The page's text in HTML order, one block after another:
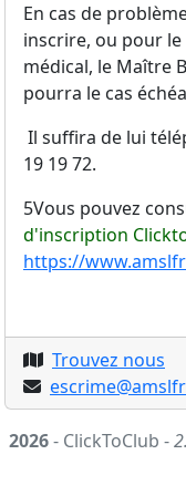
En cas de
inscrire, ou pour
médical, le Maître
pourra le cas
Il suffira de lui
19 19 72.
5Vous pouvez
d'inscription
https://
Trouvez nous
2026- ClickToClub -